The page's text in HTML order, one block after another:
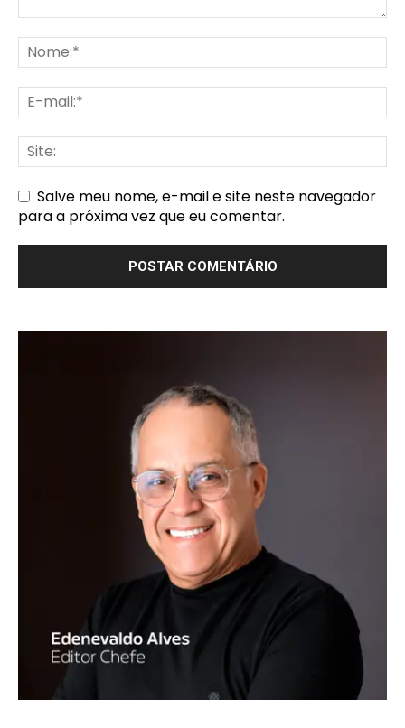
Salve meu nome, e-mail e site neste navegador
para a próxima vez que eu comentar.